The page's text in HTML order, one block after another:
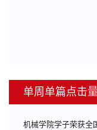
单周单篇点击
机械学院学子荣获全